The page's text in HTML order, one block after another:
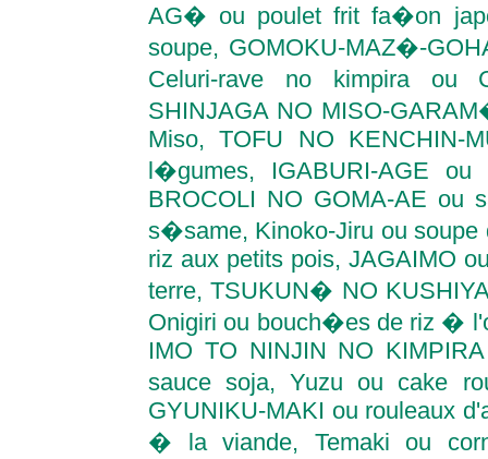
AG� ou poulet frit fa�on
soupe, GOMOKU-MAZ�-
Celuri-rave no kimpira ou
SHINJAGA NO MISO-
Miso, TOFU NO KENCHIN-
l�gumes, IGABURI-AGE
BROCOLI NO GOMA-AE ou
s�same, Kinoko-Jiru ou soupe
riz aux petits pois, JAGAIMO
terre, TSUKUN� NO
Onigiri ou bouch�es de riz �
IMO TO NINJIN NO
sauce soja, Yuzu ou cake
GYUNIKU-MAKI ou rouleaux
� la viande, Temaki ou